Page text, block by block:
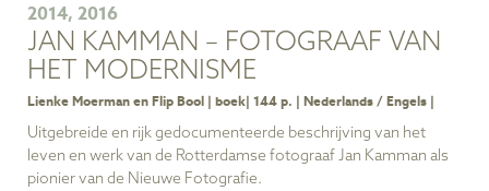
2014, 2016
JAN KAMMAN – FOTOGRAAF VAN
HET MODERNISME
Lienke Moerman en Flip Bool | boek| 144 p. | Nederlands / Engels |
Uitgebreide en rijk gedocumenteerde beschrijving van het
leven en werk van de Rotterdamse fotograaf Jan Kamman als
pionier van de Nieuwe Fotografie.